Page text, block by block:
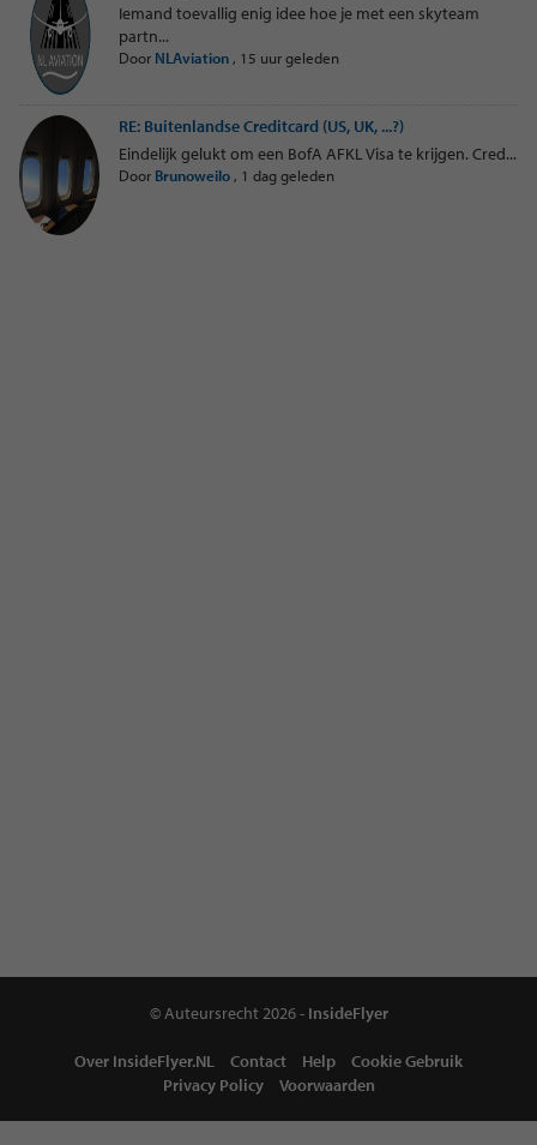
Iemand toevallig enig idee hoe je met een skyteam
partn...
Door NLAviation , 15 uur geleden
RE: Buitenlandse Creditcard (US, UK, ...?)
Eindelijk gelukt om een BofA AFKL Visa te krijgen. Cred...
Door Brunoweilo , 1 dag geleden
© Auteursrecht 2026 - InsideFlyer
Over InsideFlyer.NL Contact Help
Cookie Gebruik
Privacy Policy
Voorwaarden